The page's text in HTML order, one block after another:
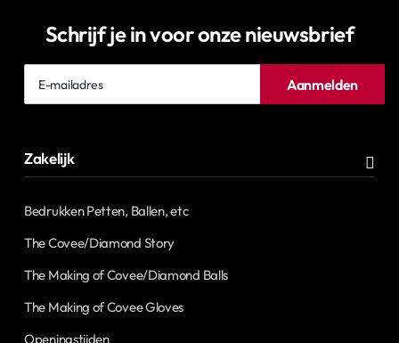
Schrijf je in voor onze nieuwsbrief
mailadres
Aanmelden
Zakelijk
Bedrukken Petten, Ballen, etc
The Covee/Diamond Story
The Making of Covee/Diamond Balls
The Making of Covee Gloves
Openingstijden